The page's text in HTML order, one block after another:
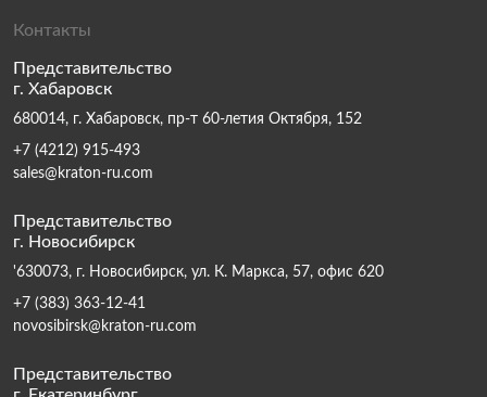
Контакты
Представительство
г. Хабаровск
680014, г. Хабаровск, пр-т 60-летия Октября, 152
+7 (4212) 915-493
sales@kraton-ru.com
Представительство
г. Новосибирск
'630073, г. Новосибирск, ул. К. Маркса, 57, офис 620
+7 (383) 363-12-41
novosibirsk@kraton-ru.com
Представительство